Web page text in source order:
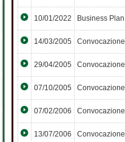
10/01/2022 Business Plan
14/03/2005 Convocazione
29/04/2005 Convocazione
07/10/2005 Convocazione
07/02/2006 Convocazione
13/07/2006 Convocazione